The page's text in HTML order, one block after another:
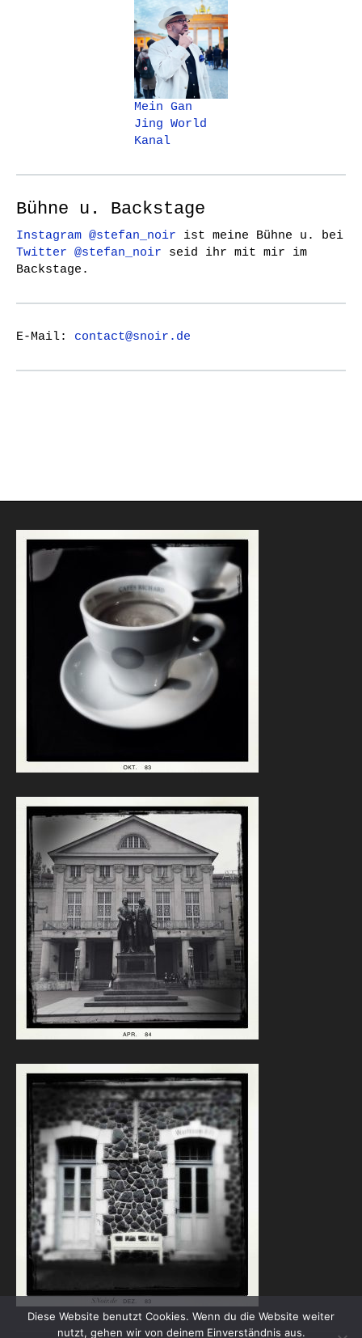
Mein Gan
Jing World
Kanal
Bühne u. Backstage
Instagram @stefan_noir ist meine Bühne u. bei
Twitter @stefan_noir seid ihr mit mir im
Backstage.
E-Mail: contact@snoir.de
Diese Website benutzt Cookies. Wenn du die Website weiter
nutzt, gehen wir von deinem Einverständnis aus.